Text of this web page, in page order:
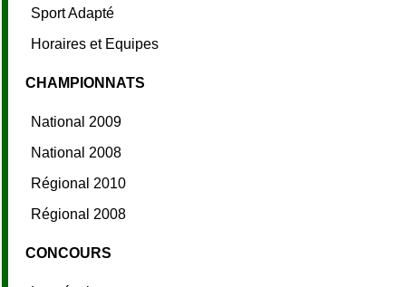
Sport Adapté
Horaires et Equipes
CHAMPIONNATS
National 2009
National 2008
Régional 2010
Régional 2008
CONCOURS